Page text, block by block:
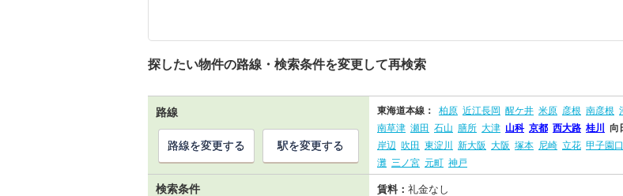
探したい物件の路線・検索条件を変更して再検索
路線 東海道本線： 柏原 近江長岡 醒ケ井 米原 彦根 南彦根
南草津 瀬田 石山 膳所 大津 山科 京都 西大路 桂川 向
岸辺 吹田 東淀川 新大阪 大阪 塚本 尼崎 立花 甲子園口
灘 三ノ宮 元町 神戸
路線を変更する 駅を変更する
検索条件 賃料： 礼金なし